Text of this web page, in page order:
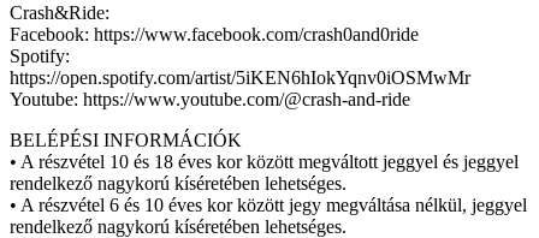
Crash&Ride:
Facebook: https://www.facebook.com/crash0and0ride
Spotify:
https://open.spotify.com/artist/5iKEN6hIokYqnv0iOSMwMr
Youtube: https://www.youtube.com/@crash-and-ride
BELÉPÉSI INFORMÁCIÓK
• A részvétel 10 és 18 éves kor között megváltott jeggyel és jeggyel
rendelkező nagykorú kíséretében lehetséges.
• A részvétel 6 és 10 éves kor között jegy megváltása nélkül, jeggyel
rendelkező nagykorú kíséretében lehetséges.